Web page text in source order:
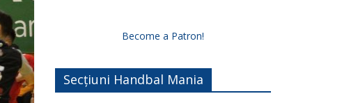
Become a Patron!
Secțiuni Handbal Mania